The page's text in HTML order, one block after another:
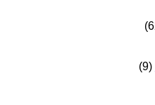
(9)